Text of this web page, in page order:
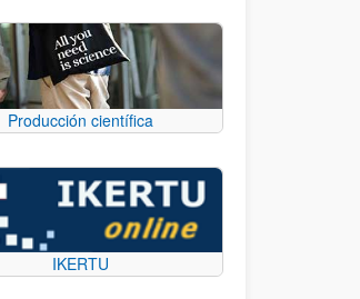
Producción científica
IKERTU